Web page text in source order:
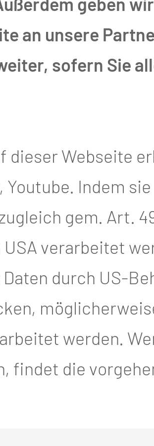
Das
Sie dabei
Aufwand
oder
können auch
mit der
Teilnahme an
Unsere
und
an unsere
sofern Sie
Webseite
Indem sie
gem. Art.
USA verarbeitet
durch US-
werden.
findet die